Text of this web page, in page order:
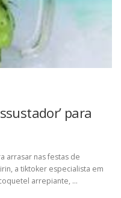
para
arrasar nas festas de
a tiktoker especialista em
arrepiante, …